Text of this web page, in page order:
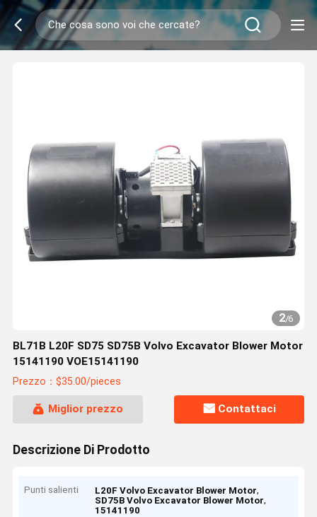
2/6
BL71B L20F SD75 SD75B Volvo Excavator Blower Motor
15141190 VOE15141190
Prezzo：$35.00/pieces
Miglior prezzo Contattaci
Descrizione Di Prodotto
Punti salienti L20F Volvo Excavator Blower Motor,
SD75B Volvo Excavator Blower Motor,
15141190